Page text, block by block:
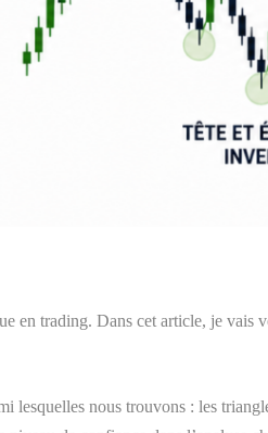
en trading. Dans cet article, je
lesquelles nous trouvons : les